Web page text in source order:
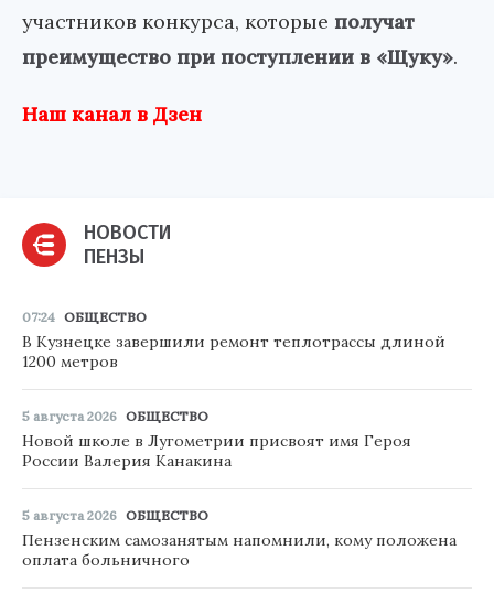
участников конкурса, которые получат
преимущество при поступлении в «Щуку».
Наш канал в Дзен
НОВОСТИ
ПЕНЗЫ
07:24 ОБЩЕСТВО
В Кузнецке завершили ремонт теплотрассы длиной
1200 метров
5 августа 2026 ОБЩЕСТВО
Новой школе в Лугометрии присвоят имя Героя
России Валерия Канакина
5 августа 2026 ОБЩЕСТВО
Пензенским самозанятым напомнили, кому положена
оплата больничного